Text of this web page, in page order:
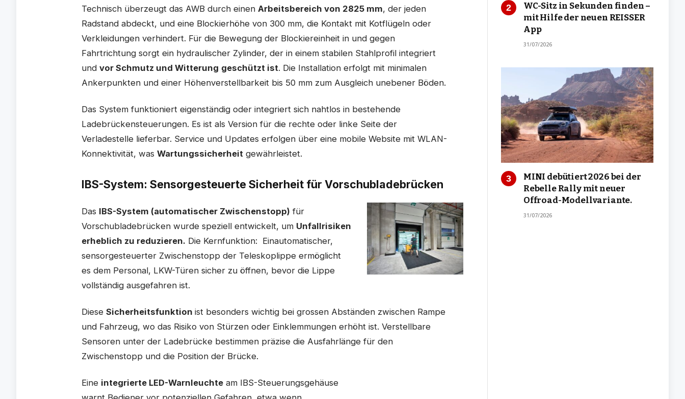
Technisch überzeugt das AWB durch einen Arbeitsbereich von 2825 mm, der jeden
Radstand abdeckt, und eine Blockierhöhe von 300 mm, die Kontakt mit Kotflügeln oder
Verkleidungen verhindert. Für die Bewegung der Blockiereinheit in und gegen
Fahrtrichtung sorgt ein hydraulischer Zylinder, der in einem stabilen Stahlprofil integriert
undvor Schmutz und Witterung geschützt ist. Die Installation erfolgt mit minimalen
Ankerpunkten und einer Höhenverstellbarkeit bis 50 mm zum Ausgleich unebener Böden.
Das System funktioniert eigenständig oder integriert sich nahtlos in bestehende
Ladebrückensteuerungen. Es ist als Version für die rechte oder linke Seite der
Verladestelle lieferbar. Service und Updates erfolgen über eine mobile Website mit WLAN-
Konnektivität, wasWartungssicherheit gewährleistet.
IBS-System: Sensorgesteuerte Sicherheit für Vorschubladebrücken
Das IBS-System (automatischer Zwischenstopp) für
Vorschubladebrücken wurde speziell entwickelt, um Unfallrisiken
erheblich zu reduzieren. Die Kernfunktion: Einautomatischer,
sensorgesteuerter Zwischenstopp der Teleskoplippe ermöglicht
es dem Personal, LKW-Türen sicher zu öffnen, bevor die Lippe
vollständig ausgefahren ist.
DieseSicherheitsfunktion ist besonders wichtig bei grossen Abständen zwischen Rampe
und Fahrzeug, wo das Risiko von Stürzen oder Einklemmungen erhöht ist. Verstellbare
Sensoren unter der Ladebrücke bestimmen präzise die Ausfahrlänge für den
Zwischenstopp und die Position der Brücke.
Eine integrierte LED-Warnleuchte am IBS-Steuerungsgehäuse
WC-Sitz in Sekunden finden –
mit Hilfe der neuen REISSER
App
31/07/2026
MINI debütiert 2026 bei der
Rebelle Rally mit neuer
Offroad-Modellvariante.
31/07/2026